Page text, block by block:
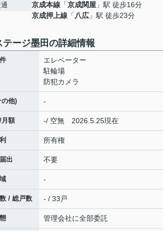
京成本線 「京成関屋 」駅 徒歩16分
京成押上線 「 八広 」駅 徒歩23分
テージ墨田の詳細情報
エレベーター
駐輪場
防犯カメラ
の他) -
月額 -/ 空無 2026.5.25現在
所有権
出 不要
-
/ 総戸数 - / 33戸
管理会社に全部委託